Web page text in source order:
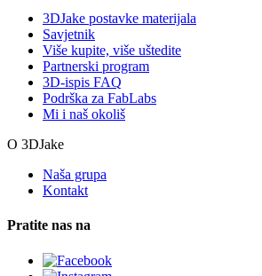
3DJake postavke materijala
Savjetnik
Više kupite, više uštedite
Partnerski program
3D-ispis FAQ
Podrška za FabLabs
Mi i naš okoliš
O 3DJake
Naša grupa
Kontakt
Pratite nas na